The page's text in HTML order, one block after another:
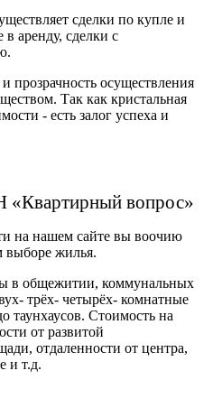
сделки по купле и
аренду, сделки с
прозрачность осуществления
Так как кристальная
- есть залог успеха и
«Квартирный вопрос»
на нашем сайте вы воочию
выборе жилья.
в общежитии, коммунальных
трёх- четырёх- комнатные
таунхаусов. Стоимость на
от развитой
отдаленности от центра,
и т.д.